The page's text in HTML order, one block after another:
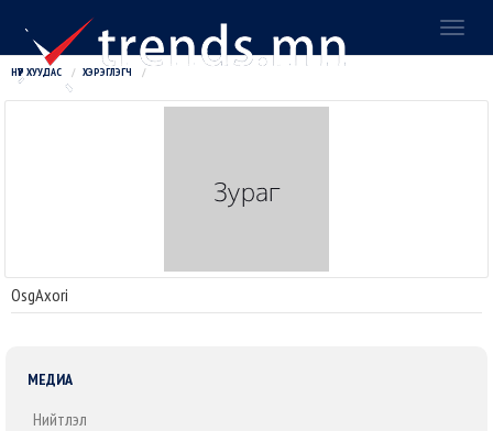
НҮҮР ХУУДАС ХЭРЭГЛЭГЧ
OsgAxori
МЕДИА
Нийтлэл